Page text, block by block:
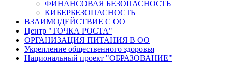
ФИНАНСОВАЯ БЕЗОПАСНОСТЬ
КИБЕРБЕЗОПАСНОСТЬ
ВЗАИМОДЕЙСТВИЕ С ОО
Центр "ТОЧКА РОСТА"
ОРГАНИЗАЦИЯ ПИТАНИЯ В ОО
Укрепление общественного здоровья
Национальный проект "ОБРАЗОВАНИЕ"